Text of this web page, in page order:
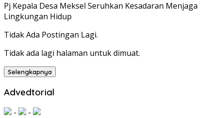
Pj Kepala Desa Meksel Seruhkan Kesadaran Menjaga
Lingkungan Hidup
Tidak Ada Postingan Lagi.
Tidak ada lagi halaman untuk dimuat.
Selengkapnya
Advedtorial
- -